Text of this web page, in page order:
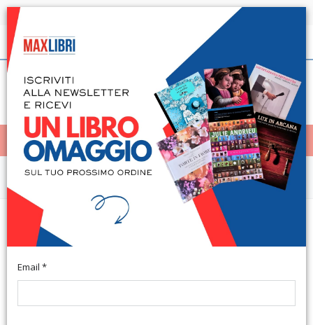
Spedizione in 24h per tutti i libri disponibili
Italiano
< Home
MENÙ
Appunti di Diritto Pubblico del
Turismo per la Regione Campania
Email *